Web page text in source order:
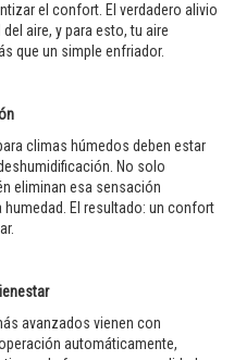
el confort. El verdadero alivio
aire, y para esto, tu aire
que un simple enfriador.
climas húmedos deben estar
No solo
eliminan esa sensación
El resultado: un confort
avanzados vienen con
automáticamente,